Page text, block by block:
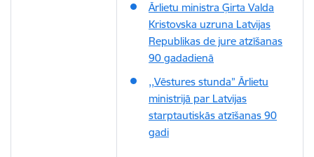
Ārlietu ministra Ģirta Valda
Kristovska uzruna Latvijas
Republikas de jure atzīšanas
90 gadadienā
,,Vēstures stunda” Ārlietu
ministrijā par Latvijas
starptautiskās atzīšanas 90
gadi